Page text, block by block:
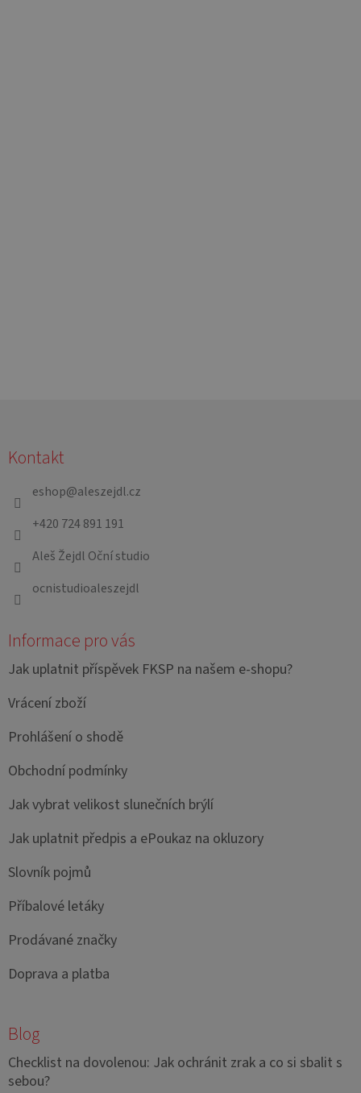
Kontakt
eshop@aleszejdl.cz
+420 724 891 191
Aleš Žejdl Oční studio
ocnistudioaleszejdl
Informace pro vás
Jak uplatnit příspěvek FKSP na našem e-shopu?
Vrácení zboží
Prohlášení o shodě
Obchodní podmínky
Jak vybrat velikost slunečních brýlí
Jak uplatnit předpis a ePoukaz na okluzory
Slovník pojmů
Příbalové letáky
Prodávané značky
Doprava a platba
Blog
Checklist na dovolenou: Jak ochránit zrak a co si sbalit s
sebou?